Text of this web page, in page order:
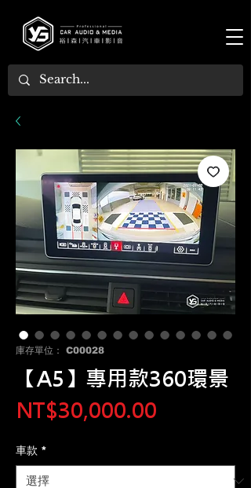
庫存單位： C00028
【A5】專用款360環景
NT$30,000.00
車款 *